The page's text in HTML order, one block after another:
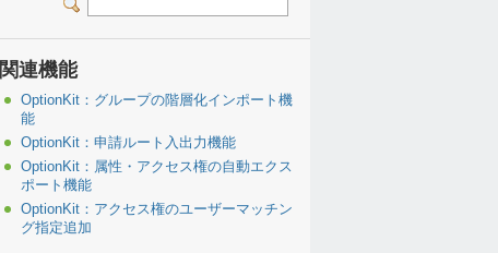
関連機能
OptionKit：グループの階層化インポート機
能
OptionKit：申請ルート入出力機能
OptionKit：属性・アクセス権の自動エクス
ポート機能
OptionKit：アクセス権のユーザーマッチン
グ指定追加